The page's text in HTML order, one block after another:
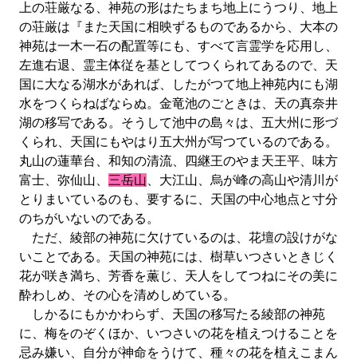
上の荘厳なる、神苑の形はたちまち地上にうつり、地上
の荘厳は『また天国に相映ずるものであるから、大本の
神苑は一木一石の配置等にも、すべて言霊学を応用し、
左進右退、霊主体従を基としてつくられてあるので、天
国に大なる湖水があれば、したがつて地上神苑内にも湖
水をつくらねばならぬ。金竜池のごときは、天の真奈井
湖の移写である。そうして池中の島々は、五大州に形づ
くられ、天国にもやはり五大州が写つているのである。
丸山の蓮華台、和知の清流、四継王のやま天王平、味方
富士、弥仙山、 三岳山 、大江山、烏が峰の高山や清川が
とりまいているのも、要するに、天国の中心地点と寸分
のちがいないのである。
ただ、綾部の神苑に欠けているのは、花壇の設けがな
いことである。天国の神苑には、樹草いつさいときじく
花が咲き満ち、芳香を薫じ、天人をしてつねにその美に
酔わしめ、その心を清めしめている。
しかるにもかかわらず、天国の移写たる綾部の神苑
に、梅をのぞくほか、いつさいの花を植えつけることを
忌み嫌い、自分が神命をうけて、種々の花を植えこまん